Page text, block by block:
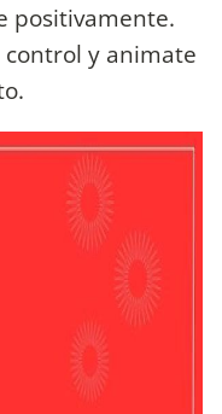
positivamente.
control y animate